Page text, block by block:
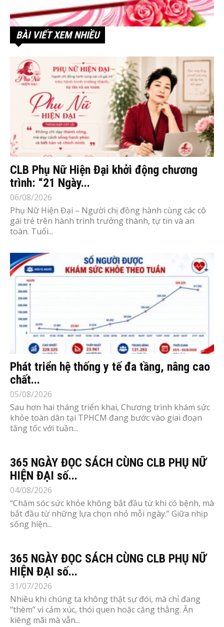
BÀI VIẾT XEM NHIỀU
CLB Phụ Nữ Hiện Đại khởi động chương
trình: “21 Ngày...
06/08/2026
Phụ Nữ Hiện Đại – Người chị đồng hành cùng các cô
gái trẻ trên hành trình trưởng thành, tự tin và an
toàn. Tuổi...
Phát triển hệ thống y tế đa tầng, nâng cao
chất...
05/08/2026
Sau hơn hai tháng triển khai, Chương trình khám sức
khỏe toàn dân tại TPHCM đang bước vào giai đoạn
tăng tốc với tuần...
365 NGÀY ĐỌC SÁCH CÙNG CLB PHỤ NỮ
HIỆN ĐẠI số...
04/08/2026
“Chăm sóc sức khỏe không bắt đầu từ khi có bệnh, mà
bắt đầu từ những lựa chọn nhỏ mỗi ngày.” Giữa nhịp
sống hiện...
365 NGÀY ĐỌC SÁCH CÙNG CLB PHỤ NỮ
HIỆN ĐẠI số...
31/07/2026
Nhiều khi chúng ta không thật sự đói, mà chỉ đang
“thèm” vì cảm xúc, thói quen hoặc căng thẳng. Ăn
kiêng mãi mà vẫn...